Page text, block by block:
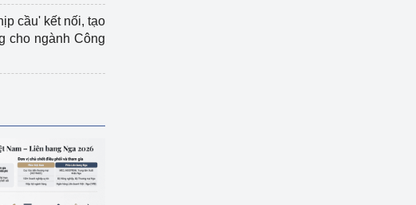
cầu' kết nối, tạo
cho ngành Công